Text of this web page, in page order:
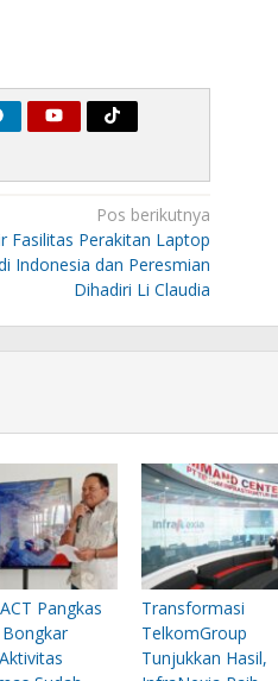
Pos berikutnya
Fasilitas Perakitan Laptop
Indonesia dan Peresmian
Dihadiri Li Claudia
Pangkas
Transformasi
TelkomGroup
Tunjukkan Hasil,